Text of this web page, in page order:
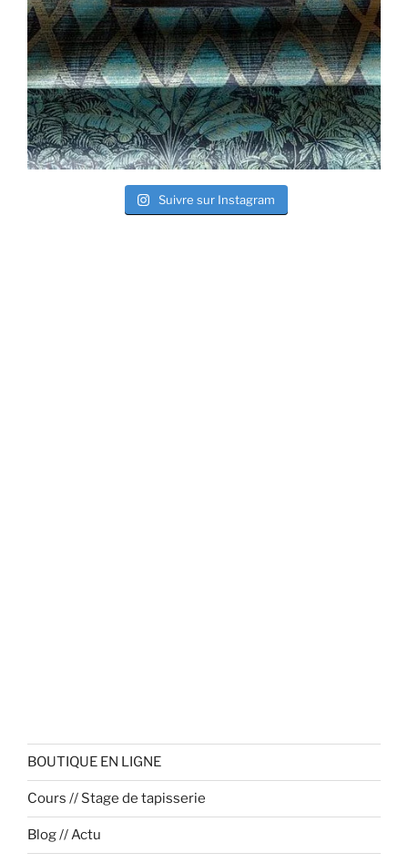
Suivre sur Instagram
BOUTIQUE EN LIGNE
Cours // Stage de tapisserie
Blog // Actu